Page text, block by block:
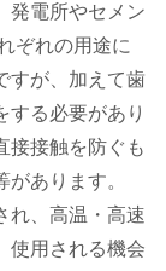
発電所やセメン
ぞれの用途に
すが、加えて歯
する必要があり
接接触を防ぐも
あります。
れ、高温・高速
使用される機会